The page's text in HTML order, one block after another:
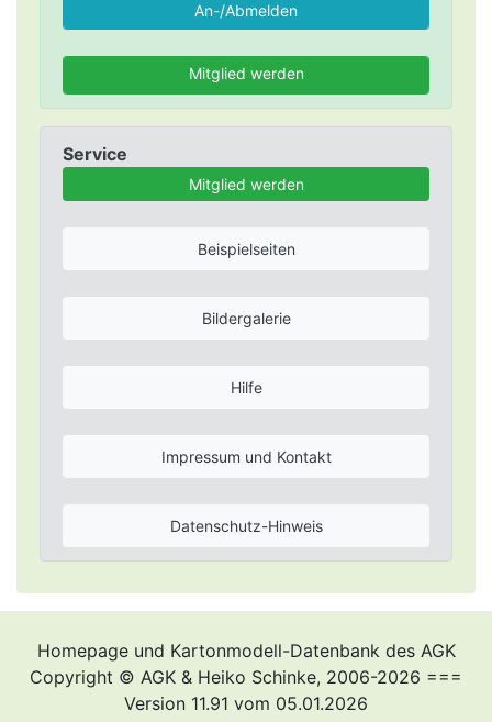
Mitglied werden
Service
Mitglied werden
Beispielseiten
Bildergalerie
Hilfe
Impressum und Kontakt
Datenschutz-Hinweis
Homepage und Kartonmodell-Datenbank des AGK
Copyright © AGK & Heiko Schinke, 2006-2026 ===
Version 11.91 vom 05.01.2026